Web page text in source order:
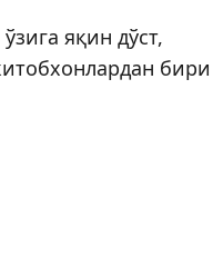
яқин дўст,
бири